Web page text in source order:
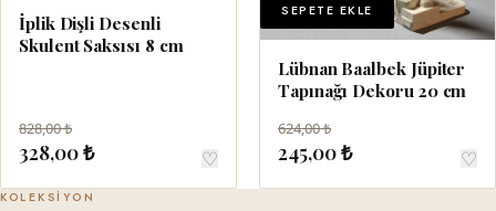
İplik Dişli Desenli
Skulent Saksısı 8 cm
828,00 ₺
328,00 ₺ ♡
SEPETE EKLE
Lübnan Baalbek Jüpiter
Tapınağı Dekoru 20 cm
624,00 ₺
245,00 ₺ ♡
KOLEKSIYON